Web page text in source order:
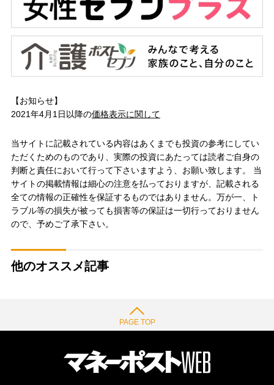
【お知らせ】
2021年4月1日以降の価格表示に関して
当サイトに記載されている内容はあくまでも投資の参考にしてい
ただくためのものであり、実際の投資にあたっては読者ご自身の
判断と責任において行って下さいますよう、お願い致します。 当
サイトの掲載情報は細心の注意を払っておりますが、記載される
全ての情報の正確性を保証するものではありません。万が一、ト
ラブル等の損失が被っても損害等の保証は一切行っておりません
ので、予めご了承下さい。
他のオススメ記事
PAGE TOP